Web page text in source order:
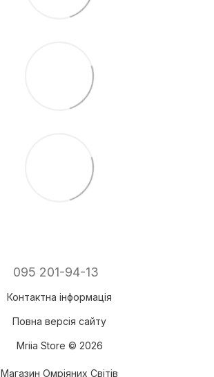
095 201-94-13
Контактна інформація
Повна версія сайту
Mriia Store © 2026
Магазин Омріяних Світів